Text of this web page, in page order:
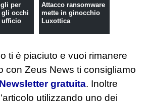
per
gli occhi
ufficio
Attacco ransomware
mette in ginocchio
Luxottica
ti è piaciuto e vuoi rimanere
con Zeus News ti consigliamo
gratuita. Inoltre
utilizzando uno dei